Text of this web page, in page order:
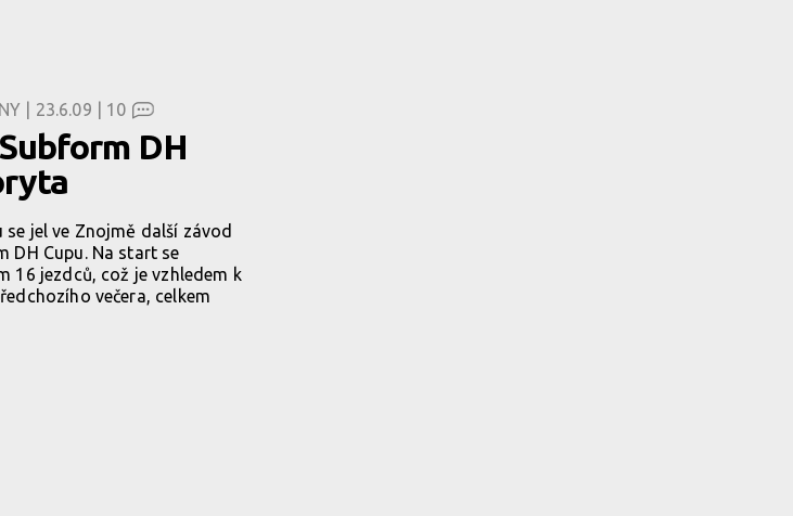
| 23.6.09 | 10
DH
jel ve Znojmě další závod
DH Cupu. Na start se
16 jezdců, což je vzhledem k
večera, celkem